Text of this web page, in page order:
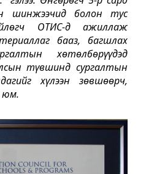
шинжээчид болон тус
ОТИС-д ажиллаж
бааз, багшлах
хөтөлбөрүүдэд
түвшинд сургалтын
хүлээн зөвшөөрч,
юм.